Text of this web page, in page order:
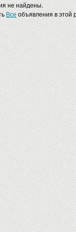
не найдены.
Всеобъявления в этой